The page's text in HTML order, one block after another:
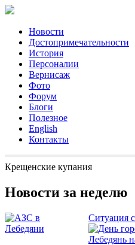
Новости
Достопримечательности
История
Персоналии
Вернисаж
Фото
Форум
Блоги
Полезное
English
Контакты
Крещенские купания
Новости за неделю
Ситуация